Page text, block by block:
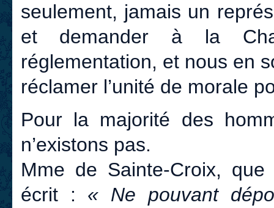
seulement, jamais un
et demander à la
réglementation, et nous en
réclamer l’unité de morale
Pour la majorité des
n’existons pas.
Mme de Sainte-Croix,
écrit : « Ne pouvant